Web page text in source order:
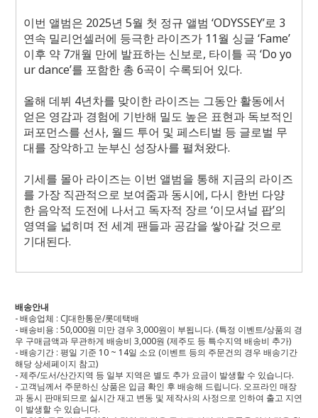
이번 앨범은 2025년 5월 첫 정규 앨범 ‘ODYSSEY’로 3
연속 밀리언셀러에 등극한 라이즈가11월 싱글 ‘Fame’
이후 약7개월 만에 발표하는 신보로, 타이틀 곡 ‘Do yo
ur dance’를 포함한 총 6곡이 수록되어 있다.
올해 데뷔 4년차를 맞이한 라이즈는 그동안 활동에서
얻은 영감과 경험에 기반해 밀도 높은 표현과 독보적인
퍼포먼스를 선사, 월드 투어 및 페스티벌 등 글로벌 무
대를 장악하고 눈부신 성장사를 펼쳐왔다.
기세를 몰아 라이즈는 이번 앨범을 통해 지금의 라이즈
를 가장 직관적으로 보여줌과 동시에, 다시 한번 다양
한 음악적 도전에 나서고 독자적 장르 ‘이모셔널 팝’의
영역을 넓히며 전 세계 팬들과 공감을 쌓아갈 것으로
기대된다.
배송안내
- 배송업체 : CJ대한통운/롯데택배
- 배송비용 : 50,000원 미만 경우 3,000원이 부됩니다. (특정 이벤트/상품의 경
우 구매금액과 무관하게 배송비 3,000원 (제주도 등 특수지역 배송비 추가)
- 배송기간 : 평일 기준 10 ~ 14일 소요 (이벤트 등의 주문건의 경우 배송기간
해당 상세페이지 참고)
- 제주/도서/산간지역 등 일부 지역은 별도 추가 요금이 발생할 수 있습니다.
- 고객님께서 주문하신 상품은 입금 확인 후 배송해 드립니다. 오프라인 매장
과 동시 판매되므로 실시간 재고 변동 및 제작사의 사정으로 인하여 출고 지연
이 발생할 수 있습니다.